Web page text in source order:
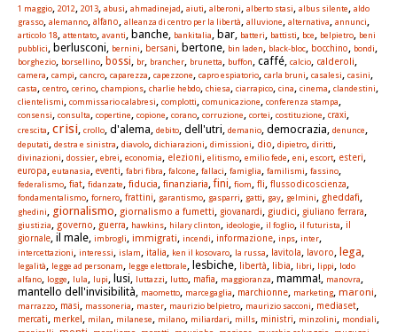
1 maggio, 2012, 2013, abusi, ahmadinejad, aiuti, alberoni, alberto stasi, albus silente, aldo
grasso, alemanno, alfano, alleanza di centro per la libertà, alluvione, alternativa, annunci,
articolo 18, attentato, avanti, banche, bankitalia, bar, batteri, battisti, bce, belpietro, beni
pubblici, berlusconi, bernini, bersani, bertone, bin laden, black-bloc, bocchino, bondi,
borghezio, borsellino, bossi, br, brancher, brunetta, buffon, caffé, calcio, calderoli,
camera, campi, cancro, caparezza, capezzone, capro espiatorio, carla bruni, casalesi, casini,
casta, centro, cerino, champions, charlie hebdo, chiesa, ciarrapico, cina, cinema, clandestini,
clientelismi, commissario calabresi, complotti, comunicazione, conferenza stampa,
consensi, consulta, copertine, copione, corano, corruzione, cortei, costituzione, craxi,
crescita, crisi, crollo, d'alema, debito, dell'utri, demanio, democrazia, denunce,
deputati, destra e sinistra, diavolo, dichiarazioni, dimissioni, dio, dipietro, diritti,
divinazioni, dossier, ebrei, economia, elezioni, elitismo, emilio fede, eni, escort, esteri,
europa, eutanasia, eventi, fabri fibra, falcone, fallaci, famiglia, familismi, fassino,
federalismo, fiat, fidanzate, fiducia, finanziaria,fini, fiom, fli, flussodicoscienza,
fondamentalismo, fornero, frattini, garantismo, gasparri, gatti, gay, gelmini, gheddafi,
ghedini, giornalismo, giornalismo a fumetti, giovanardi, giudici, giuliano ferrara,
giustizia, governo, guerra, hawkins, hilary clinton, ideologie, il foglio, il futurista, il
giornale, il male, imbrogli, immigrati, incendi, informazione, inps, inter,
intercettazioni, interessi, islam, italia, ken il kosovaro, la russa, lavitola, lavoro, lega,
legalità, legge ad personam, legge elettorale, lesbiche, libertà, libia, libri, lippi, lodo
alfano, logge, lula, lupi, lusi, luttazzi, lutto, mafia, maggioranza, mamma!, manovra,
mantello dell'invisibilità, maometto, marcegaglia, marchionne, marketing, maroni,
marrazzo, masi, massoneria, master, maurizio belpietro, maurizio sacconi, mediaset,
mercati, merkel, milan, milanese, milano, miliardari, mills, ministri, minzolini, mondiali,